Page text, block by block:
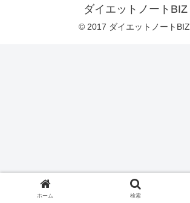
ダイエットノートBIZ
© 2017 ダイエットノートBIZ.
ホーム 検索